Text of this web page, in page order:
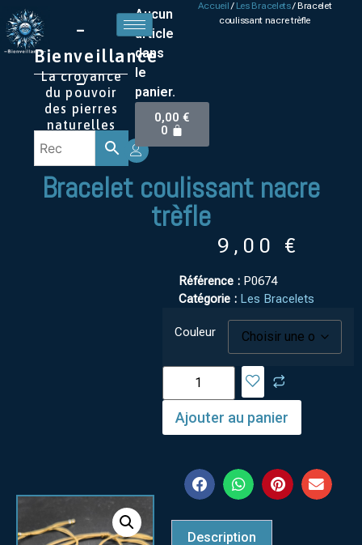
–
Bienveillance
–
La croyance
du pouvoir
des pierres
naturelles
Aucun
article
dans
le
panier.
0,00€
0
Accueil/ Les Bracelets/ Bracelet
coulissant nacre trèfle
Bracelet coulissant nacre
trèfle
9,00 €
Référence : P0674
Catégorie : Les Bracelets
Couleur
Ajouter au panier
Description